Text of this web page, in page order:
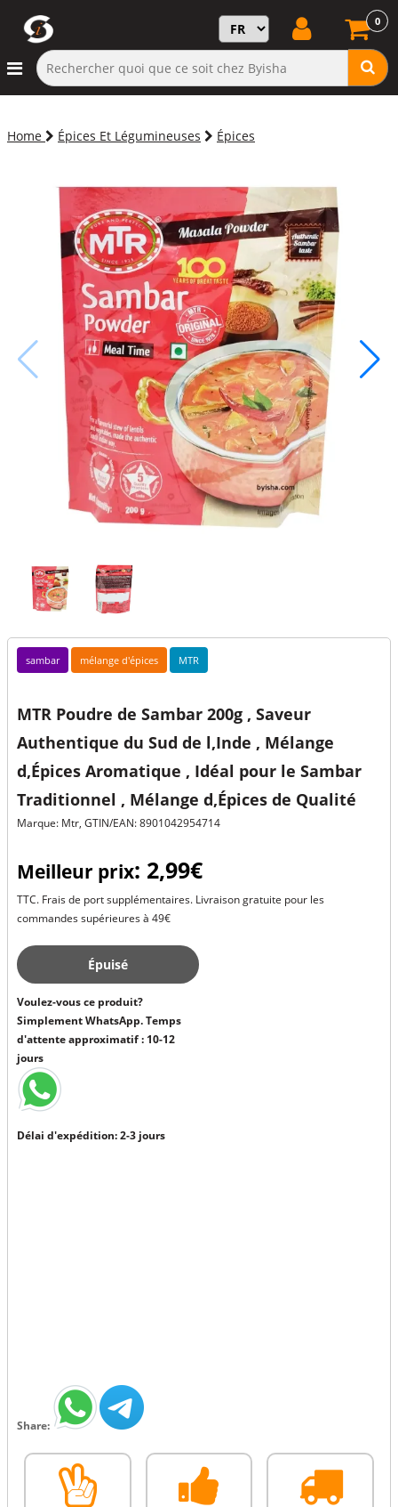
0
Home Épices Et Légumineuses Épices
sambar mélange d'épices MTR
MTR Poudre de Sambar 200g , Saveur
Authentique du Sud de l,Inde , Mélange
d,Épices Aromatique , Idéal pour le Sambar
Traditionnel , Mélange d,Épices de Qualité
Marque: Mtr, GTIN/EAN: 8901042954714
Meilleur prix: 2,99€
TTC. Frais de port supplémentaires. Livraison gratuite pour les
commandes supérieures à 49€
Épuisé
Voulez-vous ce produit?
Simplement WhatsApp. Temps
d'attente approximatif : 10-12
jours
Délai d'expédition: 2-3 jours
Share: